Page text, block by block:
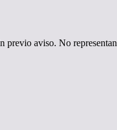
aviso. No